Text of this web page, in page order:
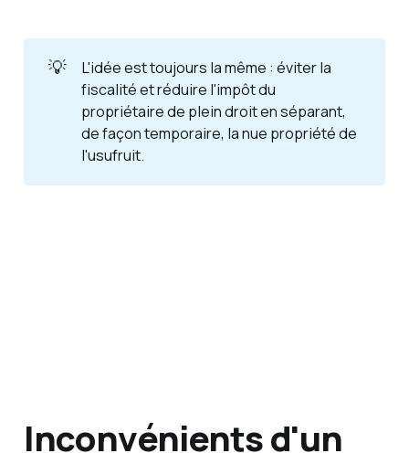
💡
L'idée est toujours la même : éviter la
fiscalité et réduire l'impôt du
propriétaire de plein droit en séparant,
de façon temporaire, la nue propriété de
l'usufruit.
Inconvénients d'un